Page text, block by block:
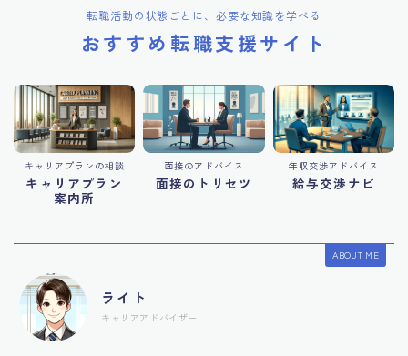
転職活動の状態ごとに、必要な知識を学べる
おすすめ転職支援サイト
キャリアプランの相談
キャリアプラン
案内所
面接のアドバイス
面接のトリセツ
年収交渉アドバイス
給与交渉ナビ
ABOUT ME
ライト
キャリアアドバイザー